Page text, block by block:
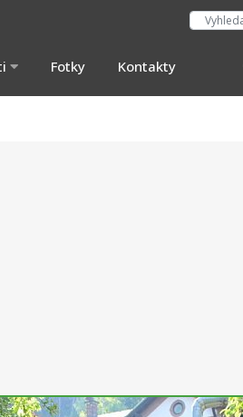
Fotky Kontakty